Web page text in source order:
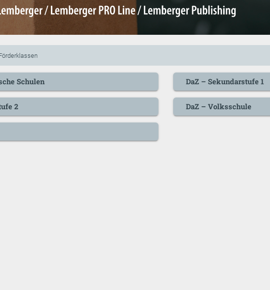
Schulen DaZ – Sekundarstufe 1
2 DaZ – Volksschule